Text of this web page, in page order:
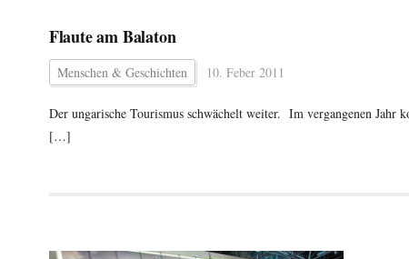
Flaute am Balaton
Menschen & Geschichten 10. Feber 2011
Der ungarische Tourismus schwächelt weiter. Im vergangenen
[…]